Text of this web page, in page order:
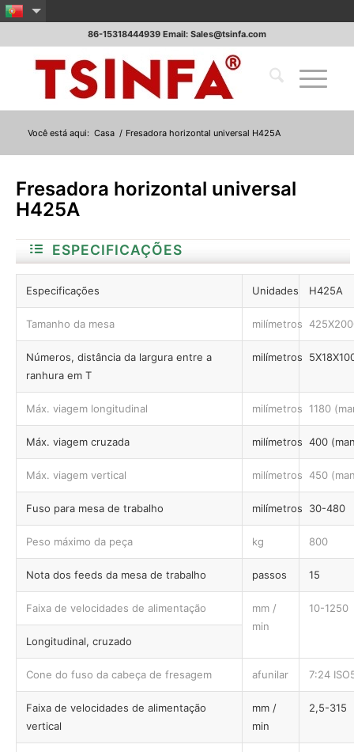
86-15318444939 Email: Sales@tsinfa.com
Você está aqui: Casa / Fresadora horizontal universal H425A
Fresadora horizontal universal
H425A
ESPECIFICAÇÕES
Especificações Unidades H425A
Tamanho da mesa milímetros
Números, distância da largura entre a
ranhura em T
milímetros
Máx. viagem longitudinal milímetros 1180
Máx. viagem cruzada milímetros 400
Máx. viagem vertical milímetros 450
Fuso para mesa de trabalho milímetros 30-480
Peso máximo da peça kg 800
Nota dos feeds da mesa de trabalho passos 15
Faixa de velocidades de alimentação
mm /
min
10-1250
Longitudinal, cruzado
Cone do fuso da cabeça de fresagem afunilar 7:24
Faixa de velocidades de alimentação
vertical
mm /
min
2,5-315